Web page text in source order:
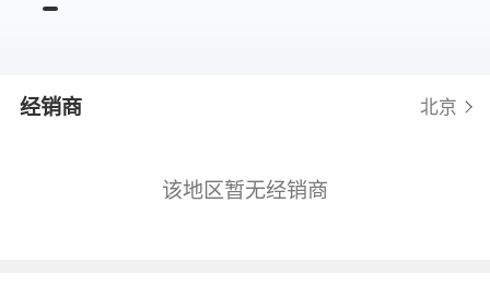
经销商 北京
该地区暂无经销商